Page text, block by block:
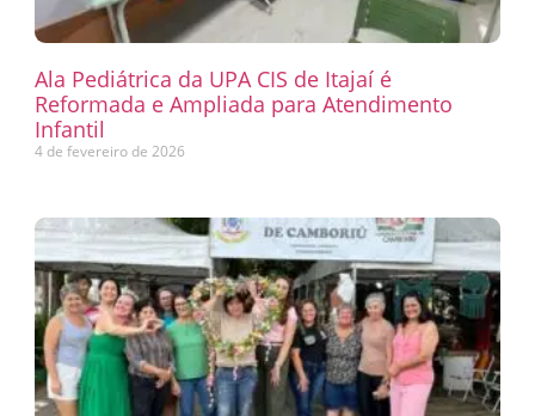
Ala Pediátrica da UPA CIS de Itajaí é
Reformada e Ampliada para Atendimento
Infantil
4 de fevereiro de 2026